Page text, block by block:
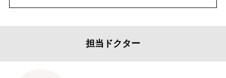
担当ドクター